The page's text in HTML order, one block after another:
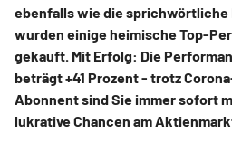
ebenfalls wie die sprichwörtliche
wurden einige heimische Top-
gekauft. Mit Erfolg: Die
beträgt +41 Prozent - trotz
Abonnent sind Sie immer sofort
lukrative Chancen am